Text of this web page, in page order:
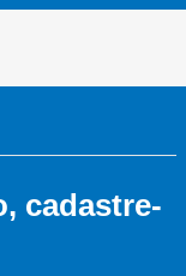
cadastre-